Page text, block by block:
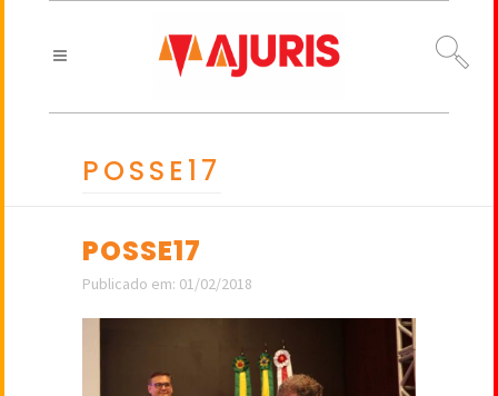
POSSE17
POSSE17
Publicado em: 01/02/2018